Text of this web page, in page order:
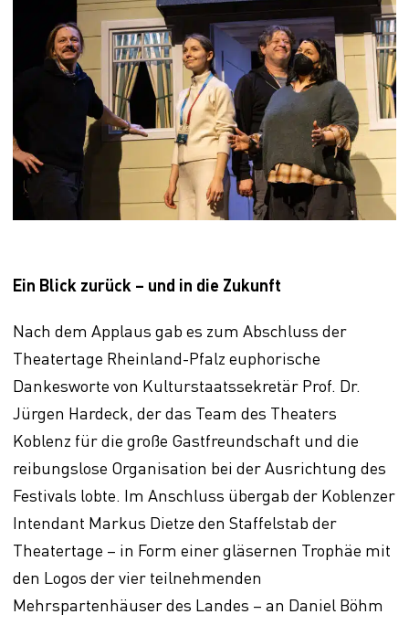
Ein Blick zurück – und in die Zukunft
Nach dem Applaus gab es zum Abschluss der
Theatertage Rheinland-Pfalz euphorische
Dankesworte von Kulturstaatssekretär Prof. Dr.
Jürgen Hardeck, der das Team des Theaters
Koblenz für die große Gastfreundschaft und die
reibungslose Organisation bei der Ausrichtung des
Festivals lobte. Im Anschluss übergab der Koblenzer
Intendant Markus Dietze den Staffelstab der
Theatertage – in Form einer gläsernen Trophäe mit
den Logos der vier teilnehmenden
Mehrspartenhäuser des Landes – an Daniel Böhm